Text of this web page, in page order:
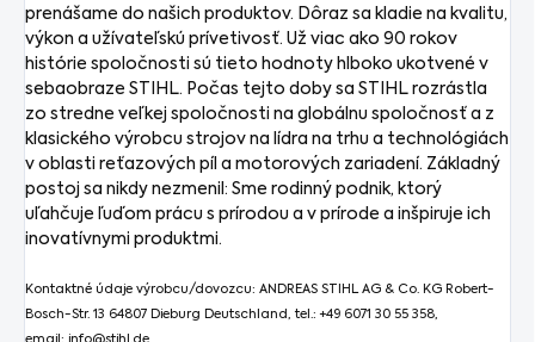
prenášame do našich produktov. Dôraz sa kladie na kvalitu,
výkon a užívateľskú prívetivosť. Už viac ako 90 rokov
histórie spoločnosti sú tieto hodnoty hlboko ukotvené v
sebaobraze STIHL. Počas tejto doby sa STIHL rozrástla
zo stredne veľkej spoločnosti na globálnu spoločnosť a z
klasického výrobcu strojov na lídra na trhu a technológiách
v oblasti reťazových píl a motorových zariadení. Základný
postoj sa nikdy nezmenil: Sme rodinný podnik, ktorý
uľahčuje ľuďom prácu s prírodou a v prírode a inšpiruje ich
inovatívnymi produktmi.
Kontaktné údaje výrobcu/dovozcu: ANDREAS STIHL AG & Co. KG Robert-
Bosch-Str. 13 64807 Dieburg Deutschland, tel.: +49 6071 30 55 358,